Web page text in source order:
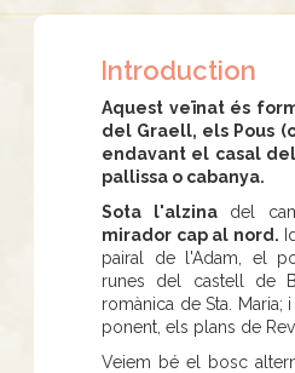
Introduction
Aquest veïnat és
del Graell, els Pous
endavant el casal
pallissa o cabanya.
Sota l'alzinadel
mirador cap al nord.
pairal de l'Adam, el
runes del castell de
romànica de Sta.
ponent, els plans de
Veiem bé el bosc